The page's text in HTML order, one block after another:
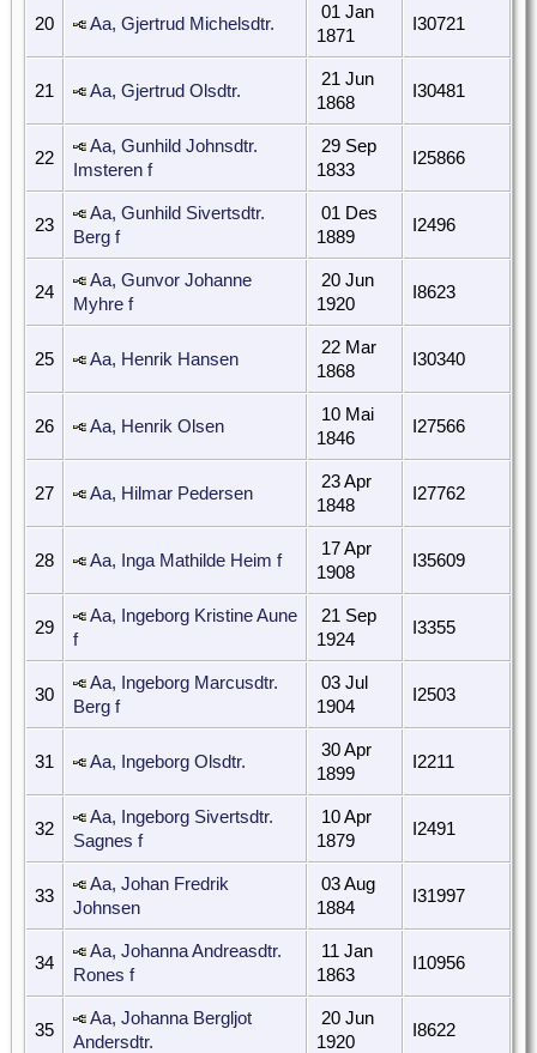
20 Aa, Gjertrud Michelsdtr.
01 Jan
1871
I30721
21 Aa, Gjertrud Olsdtr.
21 Jun
1868
I30481
22
Aa, Gunhild Johnsdtr.
Imsteren f
29 Sep
1833
I25866
23
Aa, Gunhild Sivertsdtr.
Berg f
01 Des
1889
I2496
24
Aa, Gunvor Johanne
Myhre f
20 Jun
1920
I8623
25 Aa, Henrik Hansen
22 Mar
1868
I30340
26 Aa, Henrik Olsen
10 Mai
1846
I27566
27 Aa, Hilmar Pedersen
23 Apr
1848
I27762
28 Aa, Inga Mathilde Heim f
17 Apr
1908
I35609
29
Aa, Ingeborg Kristine Aune
f
21 Sep
1924
I3355
30
Aa, Ingeborg Marcusdtr.
Berg f
03 Jul
1904
I2503
31 Aa, Ingeborg Olsdtr.
30 Apr
1899
I2211
32
Aa, Ingeborg Sivertsdtr.
Sagnes f
10 Apr
1879
I2491
33
Aa, Johan Fredrik
Johnsen
03 Aug
1884
I31997
34
Aa, Johanna Andreasdtr.
Rones f
11 Jan
1863
I10956
35
Aa, Johanna Bergljot
Andersdtr.
20 Jun
1920
I8622